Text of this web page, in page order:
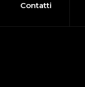
Contatti